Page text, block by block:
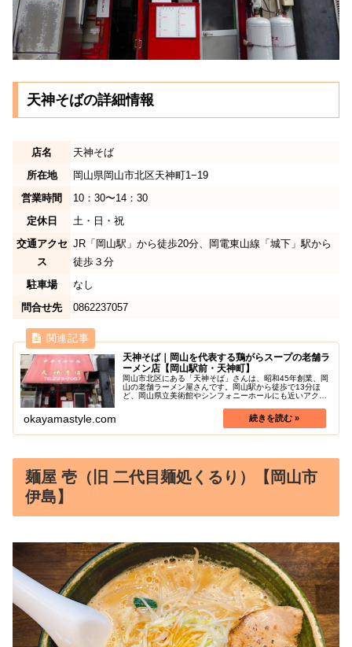
天神そばの詳細情報
店名
天神そば
所在地
岡山県岡山市北区天神町1−19
営業時間
10：30〜14：30
定休日
土・日・祝
交通アクセ
ス
JR「岡山駅」から徒歩20分、岡電東山線「城下」駅から
徒歩３分
駐車場
なし
問合せ先
0862237057
天神そば｜岡山を代表する鶏がらスープの老舗ラ
ーメン店【岡山駅前・天神町】
岡山市北区にある「天神そば」さんは、昭和45年創業、岡
山の老舗ラーメン屋さんです。岡山駅から徒歩で13分ほ
ど、岡山県立美術館やシンフォニーホールにも近いアクセ
です。平日のみ営業ですが、毎日...
okayamastyle.com
麺屋 壱（旧 二代目麺処くるり）【岡山市
伊島】